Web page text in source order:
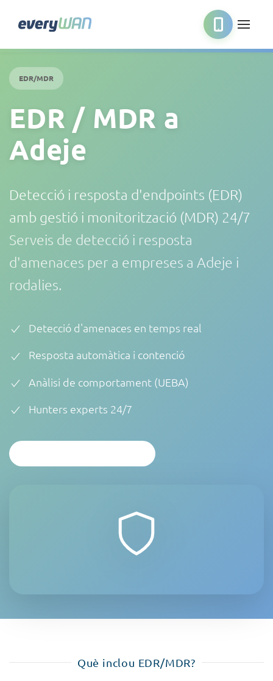
EDR/MDR
EDR / MDR a
Adeje
Detecció i resposta d'endpoints (EDR)
amb gestió i monitorització (MDR) 24/7
Serveis de detecció i resposta
d'amenaces per a empreses a Adeje i
rodalies.
Detecció d'amenaces en temps real
Resposta automàtica i contenció
Anàlisi de comportament (UEBA)
Hunters experts 24/7
Què inclou EDR/MDR?